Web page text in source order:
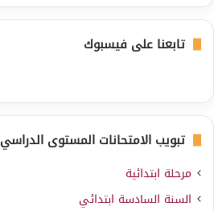
تابعنا على فيسبوك
تبويب الامتحانات المستوى الدراسي
مرحلة ابتدائية
السنة السادسة ابتدائي